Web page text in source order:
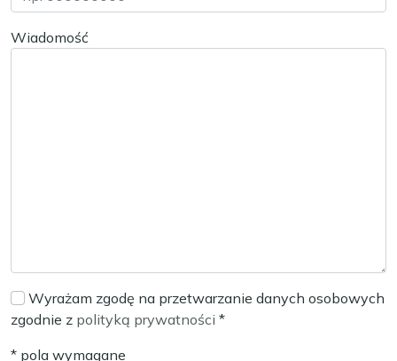
Wiadomość
Wyrażam zgodę na przetwarzanie danych osobowych
zgodnie z polityką prywatności *
* pola wymagane